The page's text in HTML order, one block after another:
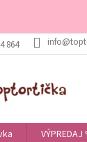
864
VÝPREDAJ